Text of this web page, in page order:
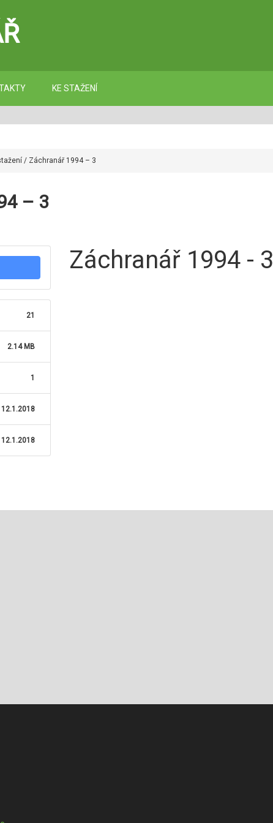
KE STAŽENÍ
/ Záchranář 1994 – 3
– 3
21
2.14 MB
1
12.1.2018
12.1.2018
Záchranář 1994 - 3